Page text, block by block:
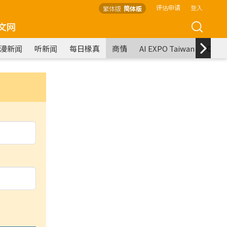
繁体版 简体版 评估申请 登入
网
漫新闻 听新闻 每日椽真 商情 AI EXPO Taiwan